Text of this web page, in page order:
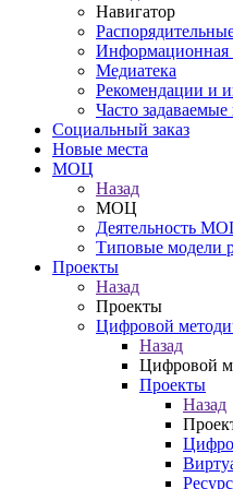
Навигатор
Информационная
Медиатека
Рекомендации и
Часто
Социальный заказ
Новые места
МОЦ
Назад
МОЦ
Деятельность
Типовые модели
Проекты
Назад
Проекты
Цифровой
Назад
Цифровой
Проекты
Назад